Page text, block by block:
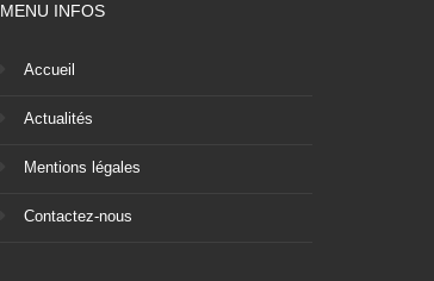
MENU INFOS
Accueil
Actualités
Mentions légales
Contactez-nous